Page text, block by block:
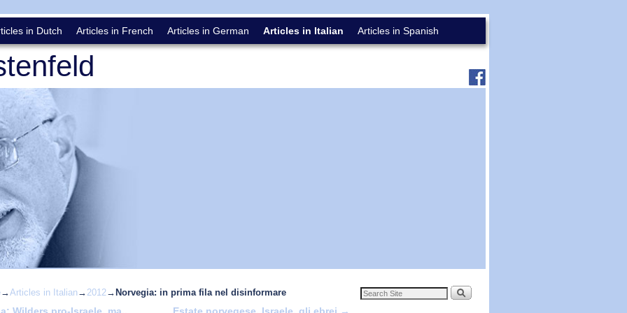
in Dutch Articles in French Articles in German Articles in Italian Articles in Spanish
→Articles in Italian→ 2012→ Norvegia: in prima fila nel disinformare